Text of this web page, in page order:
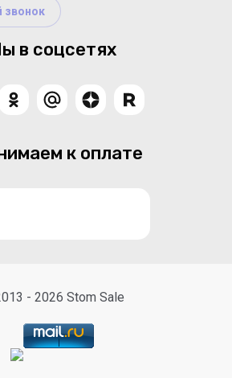
звонок
в соцсетях
к оплате
- 2026 Stom Sale